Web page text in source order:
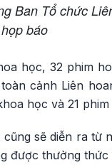
Ban Tổ chức
báo
học, 32 phim
cảnh Liên
học và 21
sẽ diễn ra từ
được thưởng